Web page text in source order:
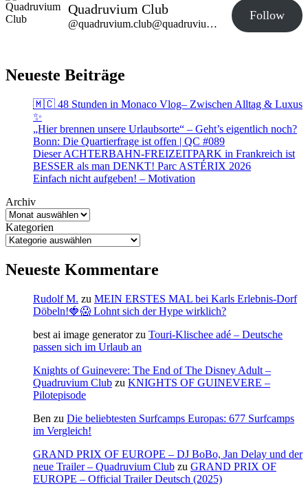
Quadruvium Club
@quadruvium.club@quadruvium.club
Follow
Neueste Beiträge
🇲🇨 48 Stunden in Monaco Vlog– Zwischen Alltag & Luxus
✨
„Hier brennen unsere Urlaubsorte“ – Geht’s eigentlich noch?
Bonn: Die Quartierfrage ist offen | QC #089
Dieser ACHTERBAHN-FREIZEITPARK in Frankreich ist
BESSER als man DENKT! Parc ASTÉRIX 2026
Einfach nicht aufgeben! – Motivation
Archiv
Kategorien
Neueste Kommentare
Rudolf M. zu MEIN ERSTES MAL bei Karls Erlebnis-Dorf
Döbeln!🍓😱 Lohnt sich der Hype wirklich?
best ai image generatorzu Touri-Klischee adé – Deutsche
passen sich im Urlaub an
Knights of Guinevere: The End of The Disney Adult –
Quadruvium Club zu KNIGHTS OF GUINEVERE –
Pilotepisode
Ben zu Die beliebtesten Surfcamps Europas: 677 Surfcamps
im Vergleich!
GRAND PRIX OF EUROPE – DJ BoBo, Jan Delay und der
neue Trailer – Quadruvium Club zu GRAND PRIX OF
EUROPE – Official Trailer Deutsch (2025)